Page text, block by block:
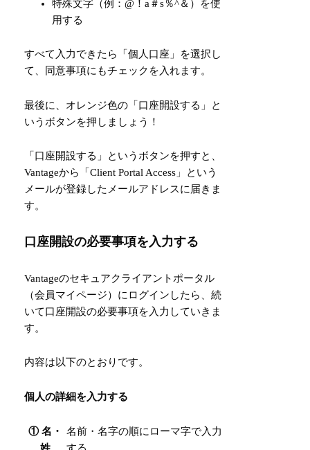
特殊文字（例：@！a＃s％^＆）を使
用する
すべて入力できたら「個人口座」を選択し
て、同意事項にもチェックを入れます。
最後に、オレンジ色の「口座開設する」と
いうボタンを押しましょう！
「口座開設する」というボタンを押すと、
Vantageから「Client Portal Access」という
メールが登録したメールアドレスに届きま
す。
口座開設の必要事項を入力する
Vantageのセキュアクライアントポータル
（会員マイページ）にログインしたら、続
いて口座開設の必要事項を入力していきま
す。
内容は以下のとおりです。
個人の詳細を入力する
① 名・
姓
名前・名字の順にローマ字で入力
する。